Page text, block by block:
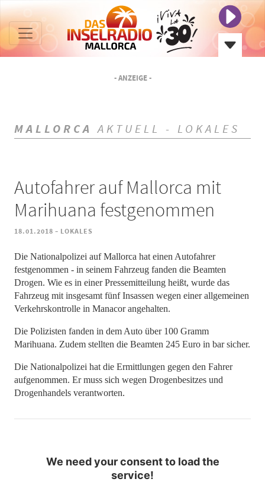
- ANZEIGE -
MALLORCA AKTUELL - LOKALES
Autofahrer auf Mallorca mit
Marihuana festgenommen
18.01.2018 - LOKALES
Die Nationalpolizei auf Mallorca hat einen Autofahrer
festgenommen - in seinem Fahrzeug fanden die Beamten
Drogen. Wie es in einer Pressemitteilung heißt, wurde das
Fahrzeug mit insgesamt fünf Insassen wegen einer allgemeinen
Verkehrskontrolle in Manacor angehalten.
Die Polizisten fanden in dem Auto über 100 Gramm
Marihuana. Zudem stellten die Beamten 245 Euro in bar sicher.
Die Nationalpolizei hat die Ermittlungen gegen den Fahrer
aufgenommen. Er muss sich wegen Drogenbesitzes und
Drogenhandels verantworten.
We need your consent to load the
service!